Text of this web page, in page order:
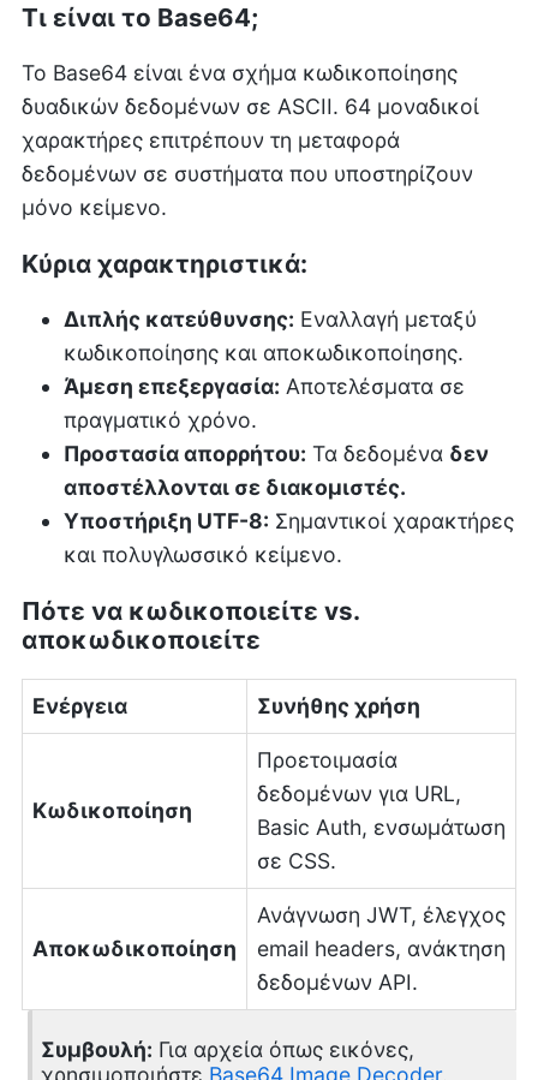
Τι είναι το Base64;
Το Base64 είναι ένα σχήμα κωδικοποίησης
δυαδικών δεδομένων σε ASCII. 64 μοναδικοί
χαρακτήρες επιτρέπουν τη μεταφορά
δεδομένων σε συστήματα που υποστηρίζουν
μόνο κείμενο.
Κύρια χαρακτηριστικά:
Διπλής κατεύθυνσης: Εναλλαγή μεταξύ
κωδικοποίησης και αποκωδικοποίησης.
Άμεση επεξεργασία: Αποτελέσματα σε
πραγματικό χρόνο.
Προστασία απορρήτου: Τα δεδομένα δεν
αποστέλλονται σε διακομιστές.
Υποστήριξη UTF-8: Σημαντικοί χαρακτήρες
και πολυγλωσσικό κείμενο.
Πότε να κωδικοποιείτε vs.
αποκωδικοποιείτε
Ενέργεια Συνήθης χρήση
Κωδικοποίηση
Προετοιμασία
δεδομένων για URL,
Basic Auth, ενσωμάτωση
σε CSS.
Αποκωδικοποίηση
Ανάγνωση JWT, έλεγχος
email headers, ανάκτηση
δεδομένων API.
Συμβουλή: Για αρχεία όπως εικόνες,
χρησιμοποιήστε Base64 Image Decoder.